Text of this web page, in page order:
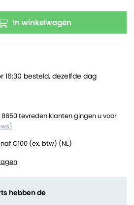
In winkelwagen
8650 tevreden klanten gingen u voor
€100 (ex. btw) (NL)
16:30 besteld, dezelfde dag
hebben de